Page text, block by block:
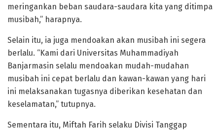
meringankan beban saudara-saudara kita yang ditimpa
musibah,” harapnya.
Selain itu, ia juga mendoakan akan musibah ini segera
berlalu. “Kami dari Universitas Muhammadiyah
Banjarmasin selalu mendoakan mudah-mudahan
musibah ini cepat berlalu dan kawan-kawan yang hari
ini melaksanakan tugasnya diberikan kesehatan dan
keselamatan,” tutupnya.
Sementara itu, Miftah Farih selaku Divisi Tanggap